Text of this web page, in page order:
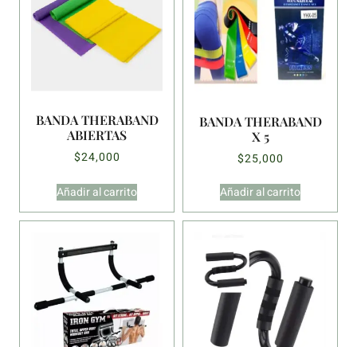
BANDA THERABAND
ABIERTAS
$24,000
Añadir al carrito
BANDA THERABAND
X 5
$25,000
Añadir al carrito